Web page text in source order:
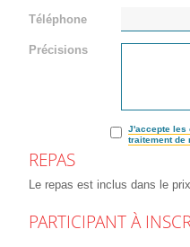
Téléphone
Précisions
J'accepte les
traitement de
REPAS
Le repas est inclus dans le
PARTICIPANT À